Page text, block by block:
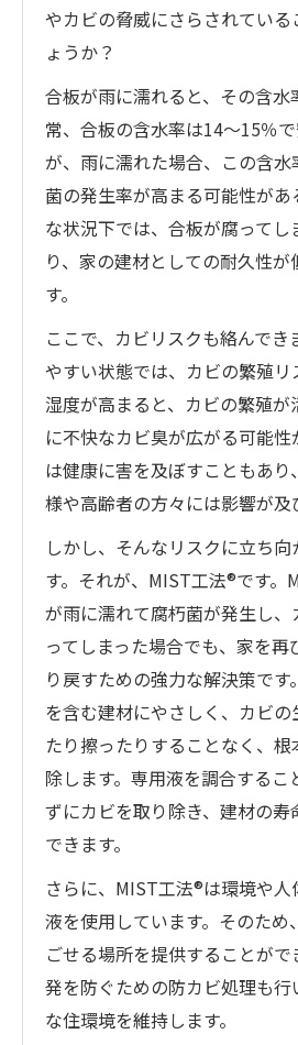
やカビの脅威にさらされている
ょうか？
合板が雨に濡れると、その含水
常、合板の含水率は14〜15％
が、雨に濡れた場合、この含
菌の発生率が高まる可能性があ
な状況下では、合板が腐ってし
り、家の建材としての耐久性
す。
ここで、カビリスクも絡んでき
やすい状態では、カビの繁殖リ
湿度が高まると、カビの繁殖が
に不快なカビ臭が広がる可能
は健康に害を及ぼすこともあ
様や高齢者の方々には影響が及
しかし、そんなリスクに立ち
す。それが、MIST工法®です。
が雨に濡れて腐朽菌が発生し、
ってしまった場合でも、家を
り戻すための強力な解決策で
を含む建材にやさしく、カビ
たり擦ったりすることなく、
除します。専用液を調合するこ
ずにカビを取り除き、建材の寿
できます。
さらに、MIST工法®は環境や
液を使用しています。そのため
ごせる場所を提供することが
発を防ぐための防カビ処理も
な住環境を維持します。